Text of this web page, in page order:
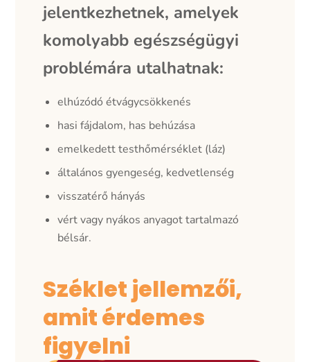
jelentkezhetnek, amelyek
komolyabb egészségügyi
problémára utalhatnak:
elhúzódó étvágycsökkenés
hasi fájdalom, has behúzása
emelkedett testhőmérséklet (láz)
általános gyengeség, kedvetlenség
visszatérő hányás
vért vagy nyákos anyagot tartalmazó
bélsár.
Széklet jellemzői,
amit érdemes
figyelni